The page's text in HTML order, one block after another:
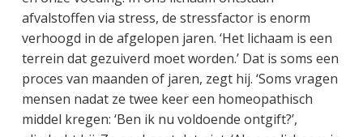
afvalstoffen via stress, de stressfactor is enorm
verhoogd in de afgelopen jaren. ‘Het lichaam is een
terrein dat gezuiverd moet worden.’ Dat is soms een
proces van maanden of jaren, zegt hij. ‘Soms vragen
mensen nadat ze twee keer een homeopathisch
middel kregen: ‘Ben ik nu voldoende ontgift?’,